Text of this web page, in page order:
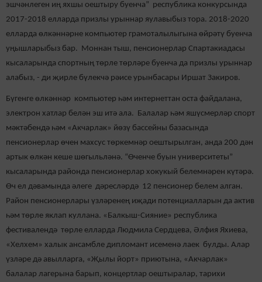
эшчәнлеген иң яхшы оештыру буенча” республика конкурсында
2017-2018 елларда призлы урыннар яулавыбыз тора. 2018-2020
елларда өлкәннәрне компьютер грамоталылыгына өйрәтү буенча
уңышларыбыз бар. Моннан тыш, пенсионерлар Спартакиадасы
кысаларында спортның төрле төрләре буенча да призлы урыннар
алабыз, - ди җирле бүлекчә рәисе урынбасары Иршат Закиров.
Бүгенге өлкәннәр компьютер һәм интернеттан оста файдалана,
электрон хатлар белән эш итә ала. Балалар һәм яшүсмерләр спорт
мәктәбендә һәм «Акчарлак» йөзү бассейны базасында
пенсионерлар өчен махсус төркемнәр оештырылган, анда 200 дән
артык өлкән кеше шөгыльләнә. “Өченче буын университеты”
кысаларында районда пенсионерлар хокукый белемнәрен күтәрә.
Өч ел дәвамында әлеге дәресләрдә 12 пенсионер белем алган.
Район пенсионерлары үзләренең иҗади потенциалларын да актив
һәм төрле яклап куллана. «Балкыш-Сияние» республика
фестивалендә төрле елларда Людмила Сердцева, Әлфия Яхиева,
«Хелхем» халык ансамбле дипломант исеменә лаек булды. Алар
үзләре дә авылларга, «Җылы йорт» приютына, «Акчарлак»
балалар лагерына барып, концертлар оештыралар, тарихи